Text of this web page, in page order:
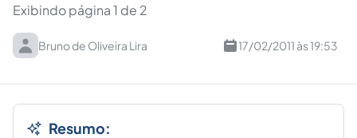
Exibindo página 1 de 2
Bruno de Oliveira Lira 17/02/2011 às 19:53
Resumo: